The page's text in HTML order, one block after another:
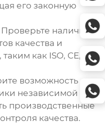
его законную
Проверьте наличие
качества и
как ISO, CE,
возможность
независимой
производственные
качества.